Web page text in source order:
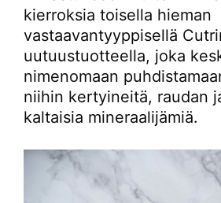
kierroksia toisella hieman
vastaavantyyppisellä
uutuustuotteella, joka
nimenomaan
niihin kertyineitä, raudan
kaltaisia mineraalijämiä.